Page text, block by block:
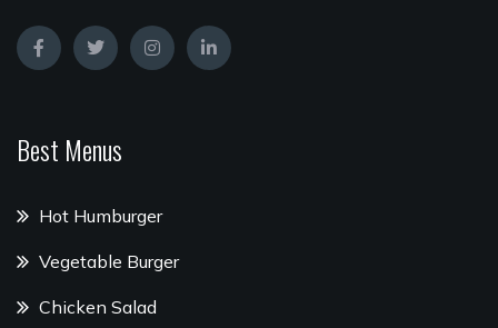
Best Menus
Hot Humburger
Vegetable Burger
Chicken Salad